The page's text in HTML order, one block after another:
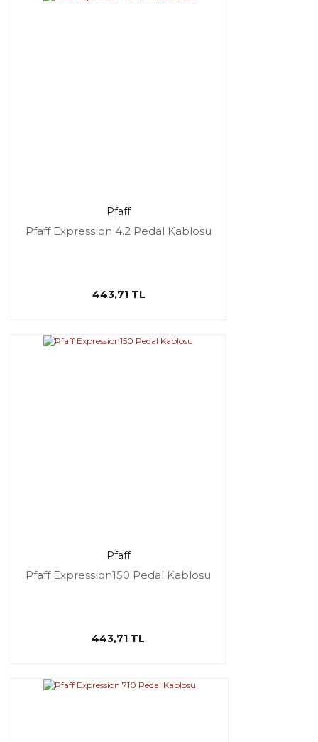
Pfaff
Pfaff Expression 4.2 Pedal Kablosu
443,71 TL
Pfaff
Pfaff Expression150 Pedal Kablosu
443,71 TL